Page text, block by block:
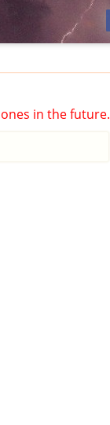
in the future.